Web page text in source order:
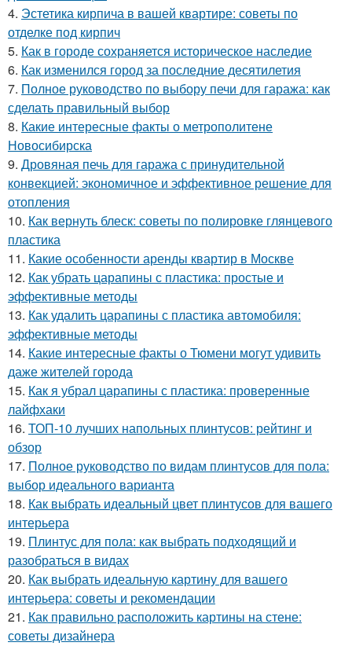
4. Эстетика кирпича в вашей квартире: советы по
отделке под кирпич
5. Как в городе сохраняется историческое наследие
6. Как изменился город за последние десятилетия
7. Полное руководство по выбору печи для гаража: как
сделать правильный выбор
8. Какие интересные факты о метрополитене
Новосибирска
9. Дровяная печь для гаража с принудительной
конвекцией: экономичное и эффективное решение для
отопления
10. Как вернуть блеск: советы по полировке глянцевого
пластика
11. Какие особенности аренды квартир в Москве
12. Как убрать царапины с пластика: простые и
эффективные методы
13. Как удалить царапины с пластика автомобиля:
эффективные методы
14. Какие интересные факты о Тюмени могут удивить
даже жителей города
15. Как я убрал царапины с пластика: проверенные
лайфхаки
16. ТОП-10 лучших напольных плинтусов: рейтинг и
обзор
17. Полное руководство по видам плинтусов для пола:
выбор идеального варианта
18. Как выбрать идеальный цвет плинтусов для вашего
интерьера
19. Плинтус для пола: как выбрать подходящий и
разобраться в видах
20. Как выбрать идеальную картину для вашего
интерьера: советы и рекомендации
21. Как правильно расположить картины на стене:
советы дизайнера